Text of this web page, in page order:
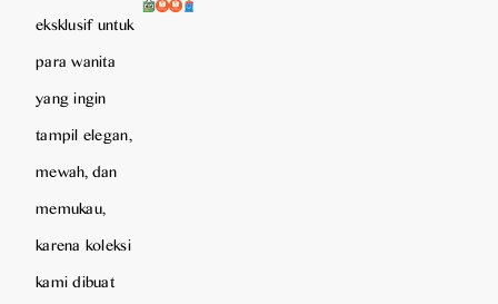
eksklusif untuk
para wanita
yang ingin
tampil elegan,
mewah, dan
memukau,
karena koleksi
kami dibuat